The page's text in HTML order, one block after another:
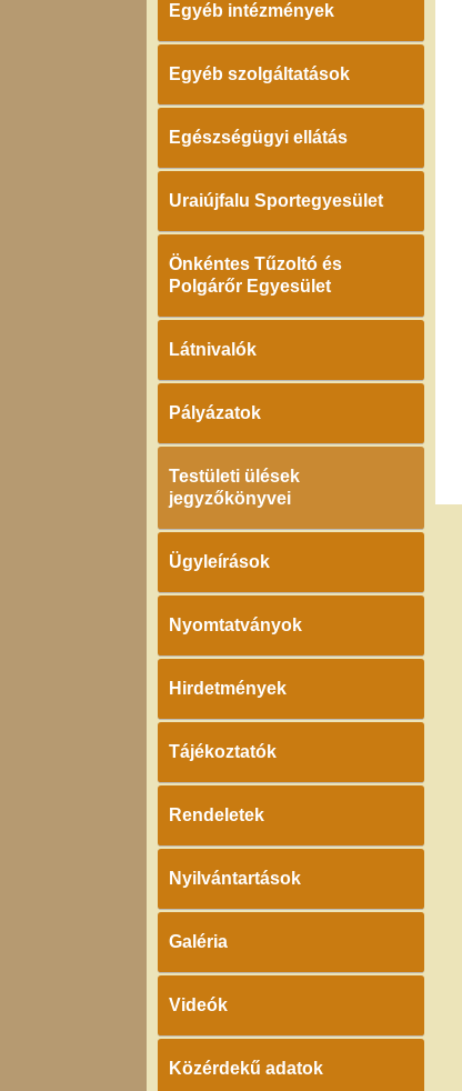
Egyéb intézmények
Egyéb szolgáltatások
Egészségügyi ellátás
Uraiújfalu Sportegyesület
Önkéntes Tűzoltó és
Polgárőr Egyesület
Látnivalók
Pályázatok
Testületi ülések
jegyzőkönyvei
Ügyleírások
Nyomtatványok
Hirdetmények
Tájékoztatók
Rendeletek
Nyilvántartások
Galéria
Videók
Közérdekű adatok